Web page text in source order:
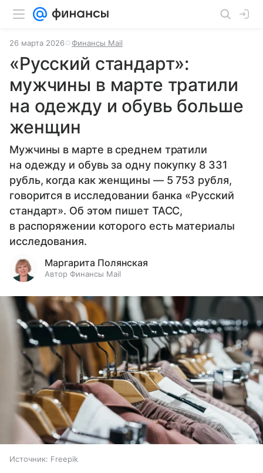
26 марта 2026 Финансы Mail
«Русский стандарт»:
мужчины в марте тратили
на одежду и обувь больше
женщин
Мужчины в марте в среднем тратили
на одежду и обувь за одну покупку 8 331
рубль, когда как женщины — 5 753 рубля,
говорится в исследовании банка «Русский
стандарт». Об этом пишет ТАСС,
в распоряжении которого есть материалы
исследования.
Маргарита Полянская
Автор Финансы Mail
Источник: Freepik